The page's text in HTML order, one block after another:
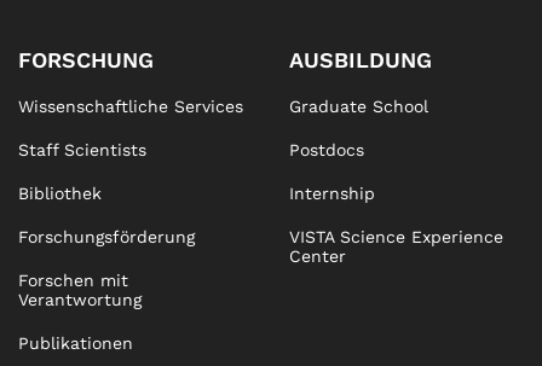
FORSCHUNG
Wissenschaftliche Services
Staff Scientists
Bibliothek
Forschungsförderung
Forschen mit
Verantwortung
Publikationen
AUSBILDUNG
Graduate School
Postdocs
Internship
VISTA Science Experience
Center